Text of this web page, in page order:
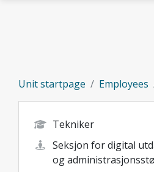
Unit startpage Employees
Tekniker
Seksjon for digital
og